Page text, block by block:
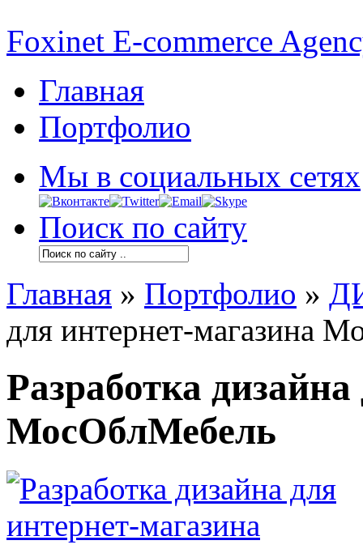
Foxinet E-commerce
Главная
Портфолио
Мы в социальных сетях
Поиск по сайту
Главная » Портфолио »
для интернет-магазина
Разработка
МосОблМебель